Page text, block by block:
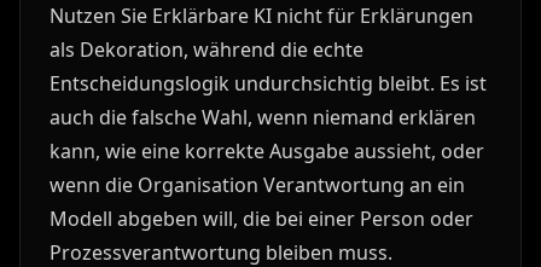
Nutzen Sie Erklärbare KI nicht für Erklärungen
als Dekoration, während die echte
Entscheidungslogik undurchsichtig bleibt. Es ist
auch die falsche Wahl, wenn niemand erklären
kann, wie eine korrekte Ausgabe aussieht, oder
wenn die Organisation Verantwortung an ein
Modell abgeben will, die bei einer Person oder
Prozessverantwortung bleiben muss.